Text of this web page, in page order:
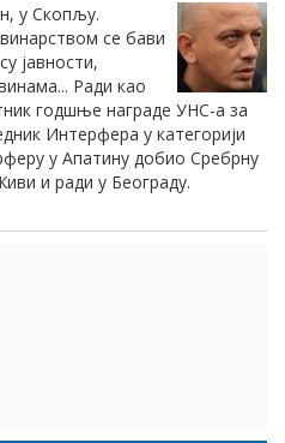
у Скопљу.
се бави
јавности,
Ради као
годшње награде УНС-а за
Интерфера у категорији
у Апатину добио Сребрну
и ради у Београду.